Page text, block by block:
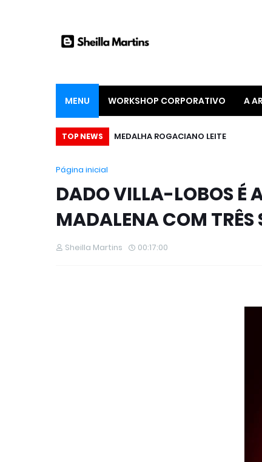
MENU WORKSHOP CORPORATIVO A
TOP NEWS MEDALHA ROGACIANO LEITE
Página inicial
DADO VILLA-LOBOS É
MADALENA COM TRÊS
Sheilla Martins 00:17:00